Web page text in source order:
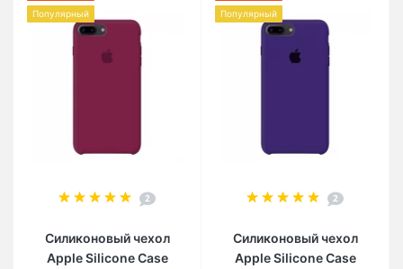
Популярный
2
Силиконовый чехол
Apple Silicone Case
Популярный
2
Силиконовый чехол
Apple Silicone Case